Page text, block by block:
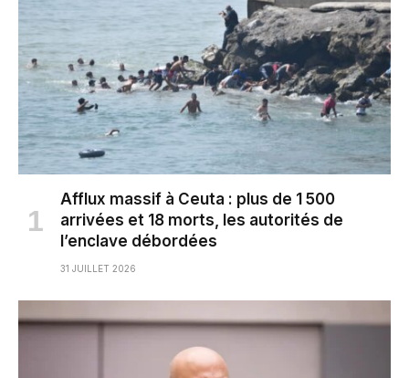
Afflux massif à Ceuta : plus de 1 500
arrivées et 18 morts, les autorités de
l’enclave débordées
31 JUILLET 2026